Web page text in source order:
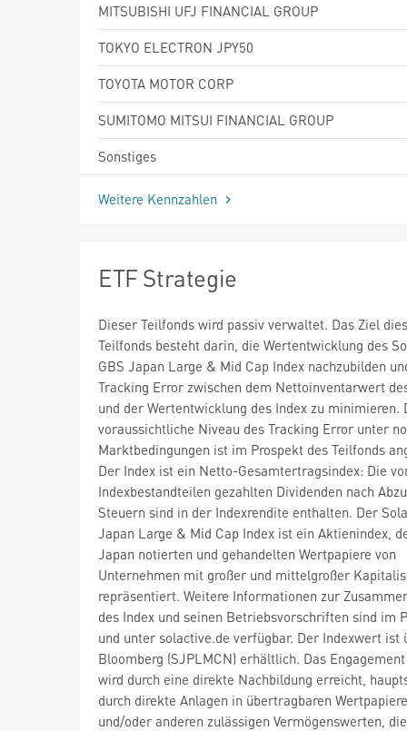
MITSUBISHI UFJ FINANCIAL GROUP
TOKYO ELECTRON JPY50
TOYOTA MOTOR CORP
SUMITOMO MITSUI FINANCIAL GROUP
Sonstiges
Weitere Kennzahlen
ETF Strategie
Dieser Teilfonds wird passiv verwaltet. Das Ziel
Teilfonds besteht darin, die Wertentwicklung des
GBS Japan Large & Mid Cap Index nachzubilden
Tracking Error zwischen dem Nettoinventarwert
und der Wertentwicklung des Index zu minimieren.
voraussichtliche Niveau des Tracking Error unter
Marktbedingungen ist im Prospekt des Teilfonds
Der Index ist ein Netto-Gesamtertragsindex: Die
Indexbestandteilen gezahlten Dividenden nach
Steuern sind in der Indexrendite enthalten. Der
Japan Large & Mid Cap Index ist ein Aktienindex,
Japan notierten und gehandelten Wertpapiere von
Unternehmen mit großer und mittelgroßer
repräsentiert. Weitere Informationen zur
des Index und seinen Betriebsvorschriften sind im
und unter solactive.de verfügbar. Der Indexwert ist
Bloomberg (SJPLMCN) erhältlich. Das
wird durch eine direkte Nachbildung erreicht,
durch direkte Anlagen in übertragbaren
und/oder anderen zulässigen Vermögenswerten,